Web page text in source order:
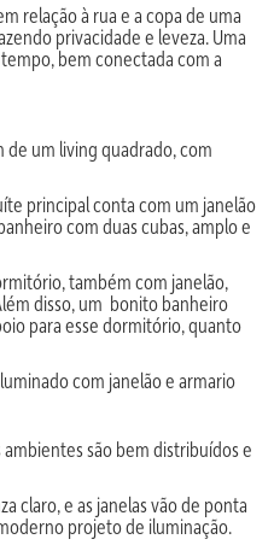
relação à rua e a copa de uma
privacidade e leveza. Uma
bem conectada com a
de um living quadrado, com
principal conta com um janelão
com duas cubas, amplo e
também com janelão,
disso, um bonito banheiro
para esse dormitório, quanto
com janelão e armario
são bem distribuídos e
claro, e as janelas vão de ponta
projeto de iluminação.